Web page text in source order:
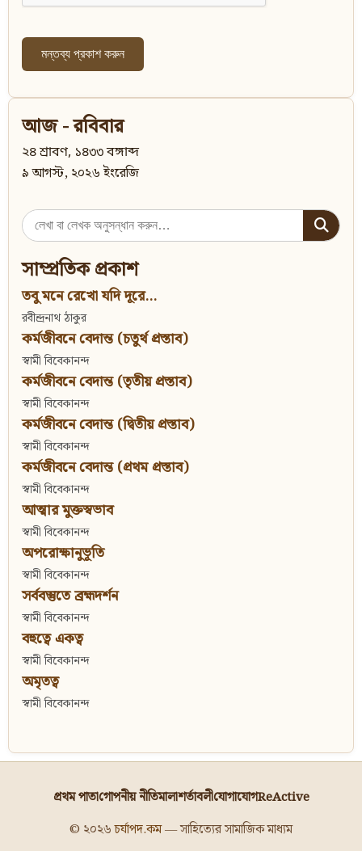
আজ - রবিবার
২৪ শ্রাবণ, ১৪৩৩ বঙ্গাব্দ
৯ আগস্ট, ২০২৬ ইংরেজি
Search
for:
সাম্প্রতিক প্রকাশ
তবু মনে রেখো যদি দূরে...
রবীন্দ্রনাথ ঠাকুর
কর্মজীবনে বেদান্ত (চতুর্থ প্রস্তাব)
স্বামী বিবেকানন্দ
কর্মজীবনে বেদান্ত (তৃতীয় প্রস্তাব)
স্বামী বিবেকানন্দ
কর্মজীবনে বেদান্ত (দ্বিতীয় প্রস্তাব)
স্বামী বিবেকানন্দ
কর্মজীবনে বেদান্ত (প্রথম প্রস্তাব)
স্বামী বিবেকানন্দ
আত্মার মুক্তস্বভাব
স্বামী বিবেকানন্দ
অপরোক্ষানুভূতি
স্বামী বিবেকানন্দ
সর্ববস্তুতে ব্রহ্মদর্শন
স্বামী বিবেকানন্দ
বহুত্বে একত্ব
স্বামী বিবেকানন্দ
অমৃতত্ব
স্বামী বিবেকানন্দ
প্রথম পাতাগোপনীয় নীতিমালাশর্তাবলীযোগাযোগReActive
© ২০২৬চর্যাপদ.কম— সাহিত্যের সামাজিক মাধ্যম